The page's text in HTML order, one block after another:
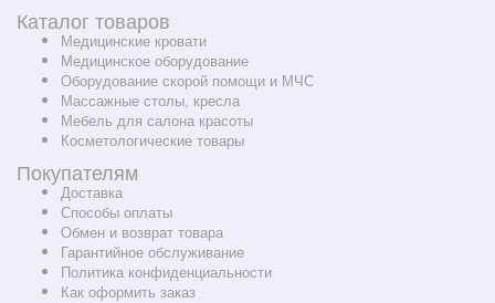
Каталог товаров
Медицинские кровати
Медицинское оборудование
Оборудование скорой помощи и МЧС
Массажные столы, кресла
Мебель для салона красоты
Косметологические товары
Покупателям
Доставка
Способы оплаты
Обмен и возврат товара
Гарантийное обслуживание
Политика конфиденциальности
Как оформить заказ